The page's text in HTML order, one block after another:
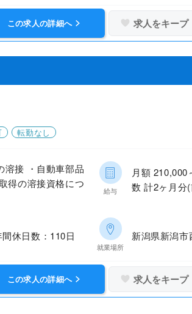
この求人の詳細へ 求人をキープ
転勤なし
溶接 ・自動車部品
得の溶接資格につ
給与
月額
数 計2ヶ月分
休日数：110日
就業場所
新潟県新潟市
この求人の詳細へ 求人をキープ